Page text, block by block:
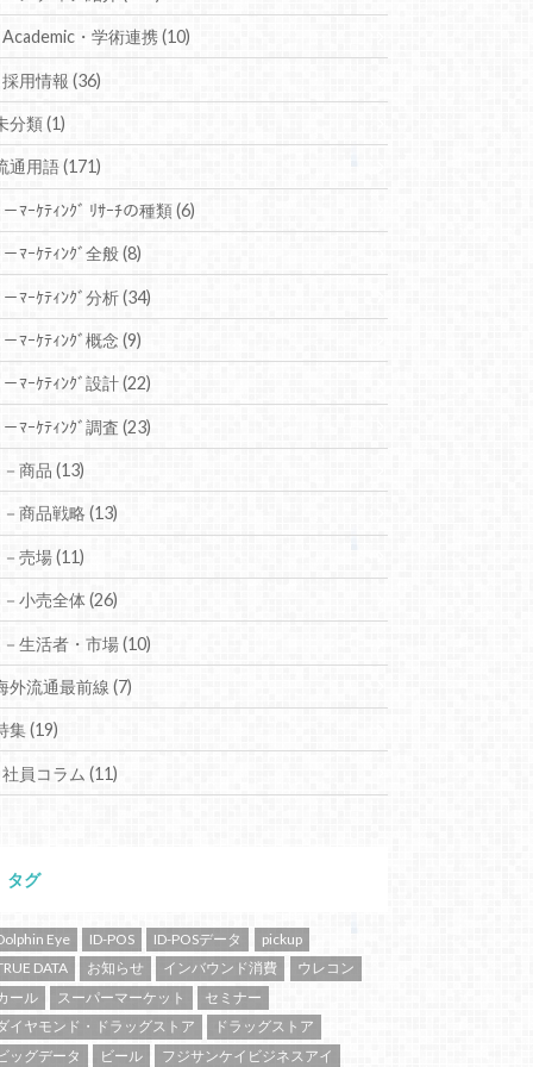
Academic・学術連携(10)
採用情報 (36)
分類(1)
通用語(171)
－ﾏｰｹﾃｨﾝｸﾞ ﾘｻｰﾁの種類(6)
－ﾏｰｹﾃｨﾝｸﾞ全般(8)
－ﾏｰｹﾃｨﾝｸﾞ分析(34)
－ﾏｰｹﾃｨﾝｸﾞ概念 (9)
－ﾏｰｹﾃｨﾝｸﾞ設計(22)
－ﾏｰｹﾃｨﾝｸﾞ調査 (23)
－商品 (13)
－商品戦略 (13)
－売場(11)
－小売全体(26)
－生活者・市場(10)
外流通最前線(7)
集(19)
社員コラム (11)
タグ
Eye ID-POS ID-POSデータ
pickup
DATA
お知らせ インバウンド消費
ウレコン
ール
スーパーマーケット
セミナー
イヤモンド・ドラッグストア
ドラッグストア
ッグデータ
ビール フジサンケイビジネスアイ